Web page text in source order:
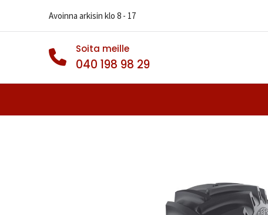
Avoinna arkisin klo 8 - 17
Soita meille
040 198 98 29